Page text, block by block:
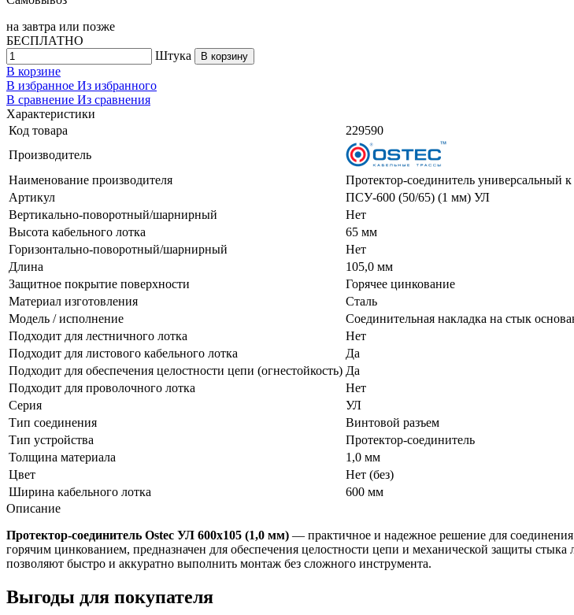
на завтра или позже
БЕСПЛАТНО
Штука
В корзину
В корзине
В избранное Из избранного
В сравнение Из сравнения
Характеристики
Код товара
229590
Производитель
Наименование производителя
Протектор-соединитель универсальный
Артикул
ПСУ-600 (50/65) (1 мм) УЛ
Вертикально-поворотный/шарнирный
Нет
Высота кабельного лотка
65 мм
Горизонтально-поворотный/шарнирный
Нет
Длина
105,0 мм
Защитное покрытие поверхности
Горячее цинкование
Материал изготовления
Сталь
Модель / исполнение
Соединительная накладка на стык
Подходит для лестничного лотка
Нет
Подходит для листового кабельного лотка
Да
Подходит для обеспечения целостности цепи (огнестойкость) Да
Подходит для проволочного лотка
Нет
Серия
УЛ
Тип соединения
Винтовой разъем
Тип устройства
Протектор-соединитель
Толщина материала
1,0 мм
Цвет
Нет (без)
Ширина кабельного лотка
600 мм
Описание
Протектор-соединитель Ostec УЛ 600х105 (1,0 мм) — практичное и надежное решение для
горячим цинкованием, предназначен для обеспечения целостности цепи и механической защиты
позволяют быстро и аккуратно выполнить монтаж без сложного инструмента.
Выгоды для покупателя